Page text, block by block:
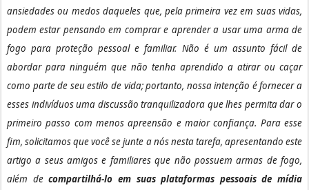
ansiedades ou medos daqueles que, pela primeira vez em suas vidas,
podem estar pensando em comprar e aprender a usar uma arma de
fogo para proteção pessoal e familiar. Não é um assunto fácil de
abordar para ninguém que não tenha aprendido a atirar ou caçar
como parte de seu estilo de vida; portanto, nossa intenção é fornecer a
esses indivíduos uma discussão tranquilizadora que lhes permita dar o
primeiro passo com menos apreensão e maior confiança. Para esse
fim, solicitamos que você se junte a nós nesta tarefa, apresentando este
artigo a seus amigos e familiares que não possuem armas de fogo,
além decompartilhá-lo em suas plataformas pessoais de mídia